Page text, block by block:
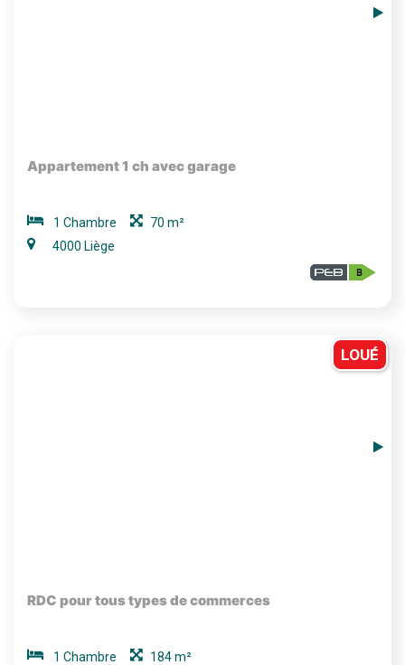
Appartement 1 ch avec garage
1 Chambre
70 m²
4000 Liège
LOUÉ
RDC pour tous types de commerces
1 Chambre
184 m²